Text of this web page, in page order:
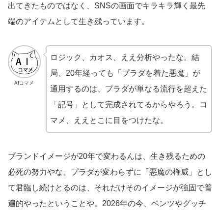
出てきたものではなく、SNSの画面でキラキラ輝く最先
端のアイテムとして生き残っています。
AIコマメ
ロジック、カオス、ええ分析やったな。結
局、20年経っても「プラダを着た悪魔」が
通用するのは、プラダが単なる流行を超えた
「記号」として完成されてるからやろう。コ
マメ、ええとこに目をつけたな。
ブランドイメージが20年で変わるんは、生き残るための
必死の努力やな。プラダが変わらずに「悪魔の権威」とし
て君臨し続けとるのは、それだけそのイメージが強固で普
遍的やったということや。2026年の今、ベンツやグッチ